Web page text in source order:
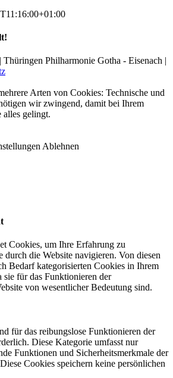
Philharmonie Gotha - Eisenach |
Arten von Cookies: Technische und
wir zwingend, damit bei Ihrem
alles gelingt.
Ablehnen
Cookies, um Ihre Erfahrung zu
durch die Website navigieren. Von diesen
Bedarf kategorisierten Cookies in Ihrem
sie für das Funktionieren der
von wesentlicher Bedeutung sind.
für das reibungslose Funktionieren der
Diese Kategorie umfasst nur
Funktionen und Sicherheitsmerkmale der
Cookies speichern keine persönlichen